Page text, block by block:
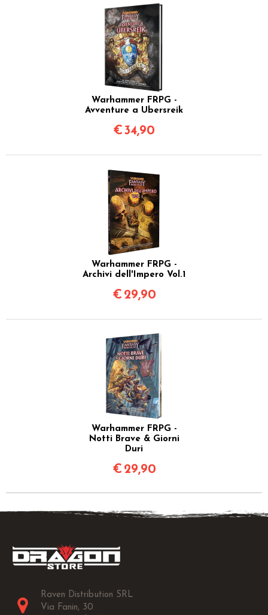
Warhammer FRPG -
Avventure a Ubersreik
€34,90
Warhammer FRPG -
Archivi dell'Impero Vol.1
€ 29,90
Warhammer FRPG -
Notti Brave & Giorni
Duri
€ 29,90
Raven Distribution SRL
Via Fanin, 30